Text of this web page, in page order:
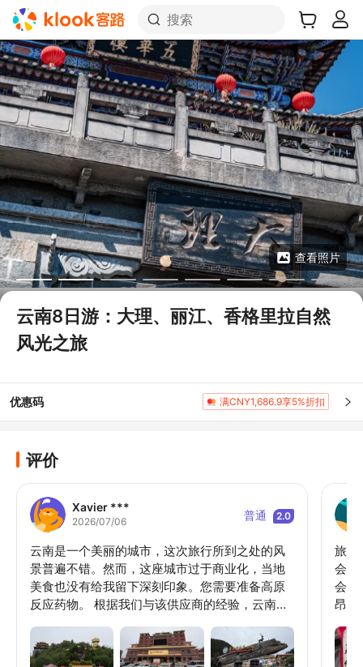
搜索
查看照片
云南8日游：大理、丽江、香格里拉自然
风光之旅
优惠码 满CNY1,686.9享5%折扣
评价
Xavier ***
2026/07/06 普通 2.0
云南是一个美丽的城市，这次旅行所到之处的风
景普遍不错。然而，这座城市过于商业化，当地
美食也没有给我留下深刻印象。您需要准备高原
反应药物。 根据我们与该供应商的经验，云南值
议任何想去云南旅行的人选择自由行，或者选择
新加坡当地的旅行社。 缺点： 军事化行程，从第
旅行
会拍
会取
昂贵
准备
的产